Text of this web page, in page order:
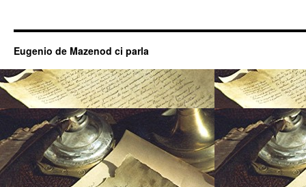
Eugenio de Mazenod ci parla